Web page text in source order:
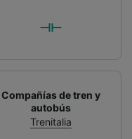
Compañías de tren y
autobús
Trenitalia